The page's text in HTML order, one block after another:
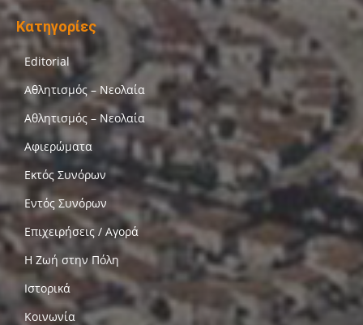
Κατηγορίες
Editorial
Αθλητισμός – Νεολαία
Αθλητισμός – Νεολαία
Αφιερώματα
Εκτός Συνόρων
Εντός Συνόρων
Επιχειρήσεις / Αγορά
Η Ζωή στην Πόλη
Ιστορικά
Κοινωνία